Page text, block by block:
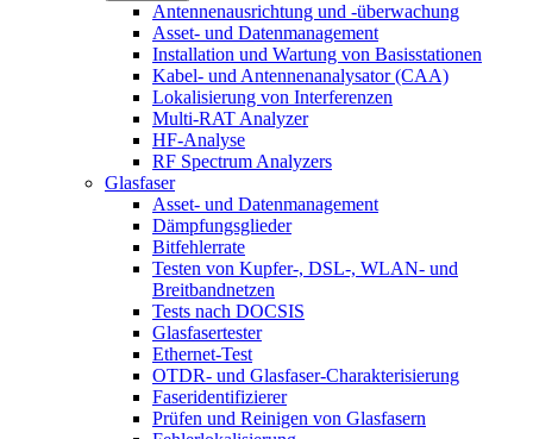
Antennenausrichtung und -überwachung
Asset- und Datenmanagement
Installation und Wartung von Basisstationen
Kabel- und Antennenanalysator (CAA)
Lokalisierung von Interferenzen
Multi-RAT Analyzer
HF-Analyse
RF Spectrum Analyzers
Glasfaser
Asset- und Datenmanagement
Dämpfungsglieder
Bitfehlerrate
Testen von Kupfer-, DSL-, WLAN- und
Breitbandnetzen
Tests nach DOCSIS
Glasfasertester
Ethernet-Test
OTDR- und Glasfaser-Charakterisierung
Faseridentifizierer
Prüfen und Reinigen von Glasfasern